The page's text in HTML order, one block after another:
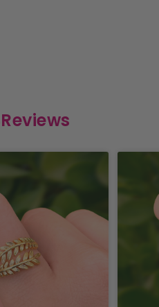
Reviews